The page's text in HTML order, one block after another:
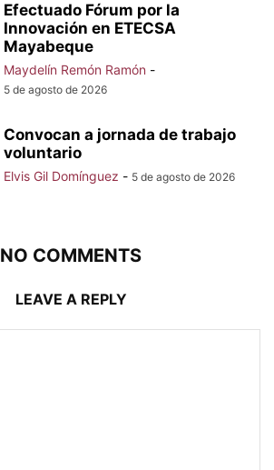
Efectuado Fórum por la
Innovación en ETECSA
Mayabeque
Maydelín Remón Ramón -
5 de agosto de 2026
Convocan a jornada de trabajo
voluntario
Elvis Gil Domínguez - 5 de agosto de 2026
NO COMMENTS
LEAVE A REPLY